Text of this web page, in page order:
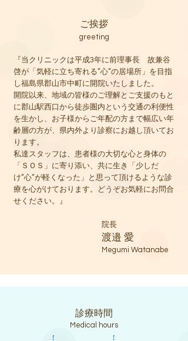
ご挨拶
greeting
『当クリニックは平成3年に前理事長 故兼谷
啓が「気軽に立ち寄れる”心”の居場所」を目指
し福島県郡山市中町に開院いたしました。
開院以来、地域の皆様のご理解とご支援のもと
に郡山駅西口から徒歩圏内という交通の利便性
を生かし、お子様からご年配の方まで幅広い年
齢層の方が、県内外より診察にお越し頂いてお
ります。
私達スタッフは、患者様の大切な心と身体の
「ＳＯＳ」に寄り添い、共に生き「少しだ
け”心”が軽くなった」と思って頂けるような診
療を心がけております。どうぞお気軽にお問合
せください。』
院長
渡邉 愛
Megumi Watanabe
診療時間
Medical hours